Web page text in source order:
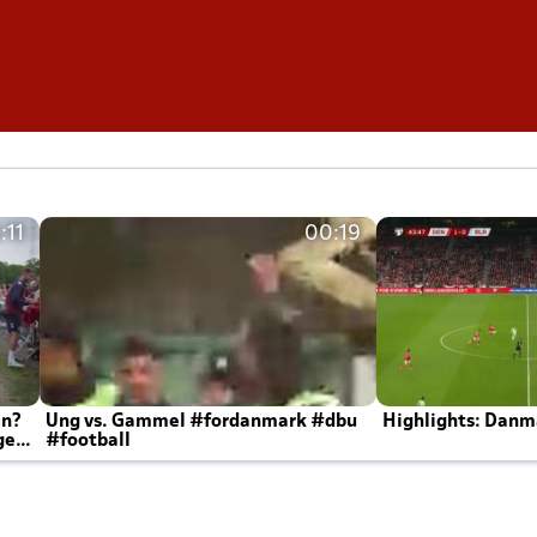
00:19
Ung vs. Gammel #fordanmark #dbu
#football
Highlights: